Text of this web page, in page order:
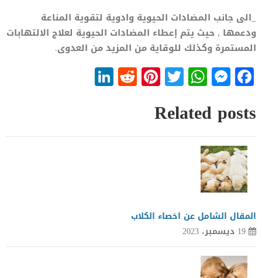
_الى جانب المضادات الحيوية وادوية لتقوية المناعة
ودعمها , حيث يتم إعطاء المضادات الحيوية لعلاج الالتهابات
المستمرة وكذلك للوقاية من المزيد من العدوى.
Facebook
Messenger
WhatsApp
Twitter
Pinterest
Reddit
Related posts
المقال الشامل عن اخصاء الكلاب
19 ديسمبر، 2023